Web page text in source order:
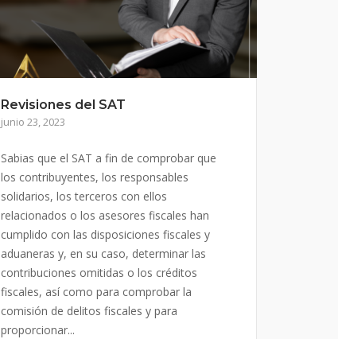
Revisiones del SAT
junio 23, 2023
Sabias que el SAT a fin de comprobar que
los contribuyentes, los responsables
solidarios, los terceros con ellos
relacionados o los asesores fiscales han
cumplido con las disposiciones fiscales y
aduaneras y, en su caso, determinar las
contribuciones omitidas o los créditos
fiscales, así como para comprobar la
comisión de delitos fiscales y para
proporcionar...